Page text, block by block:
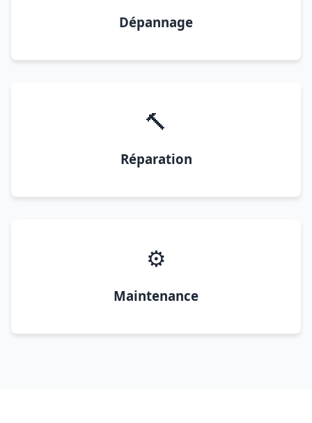
Dépannage
🔨
Réparation
⚙️
Maintenance